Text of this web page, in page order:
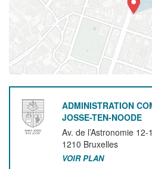
ADMINISTRATION
JOSSE-TEN-NOODE
Av. de l’Astronomie 12-
1210 Bruxelles
VOIR PLAN